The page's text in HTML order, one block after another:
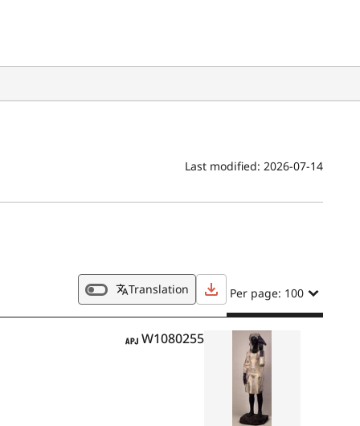
Last modified:2026-07-14
Translation Per page: 100
APJ
W1080255